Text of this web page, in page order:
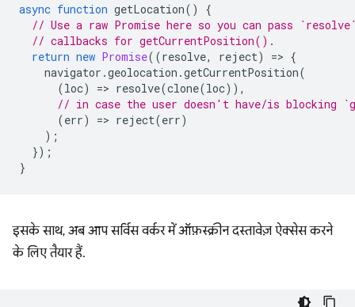
async function getLocation()
{
// Use a raw Promise here so you can pass
// callbacks for getCurrentPosition().
return new Promise((resolve, reject) => {
navigator .geolocation .getCurrentPosition(
(loc) => resolve(clone(loc)),
// in case the user doesn't have/is blocking
(err) => reject(err)
);
});
}
इसके साथ, अब आप सर्विस वर्कर में ऑफ़स्क्रीन दस्तावेज़ ऐक्सेस करने
के लिए तैयार हैं.